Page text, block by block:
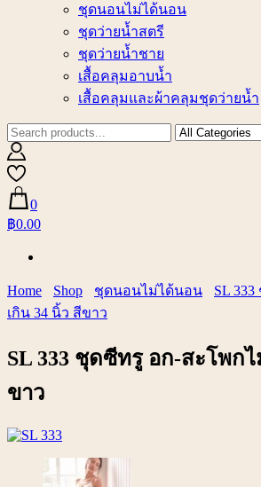
ชุดนอนไม่ได้นอน
ชุดว่ายน้ำสตรี
ชุดว่ายน้ำชาย
เสื้อคลุมอาบน้ำ
เสื้อคลุมและผ้าคลุมชุดว่ายน้ำ
0
฿0.00
Home Shop ชุดนอนไม่ได้นอน
SL
เกิน 34 นิ้ว สีขาว
SL 333 ชุดซีทรู อก-สะโพกไ
ขาว